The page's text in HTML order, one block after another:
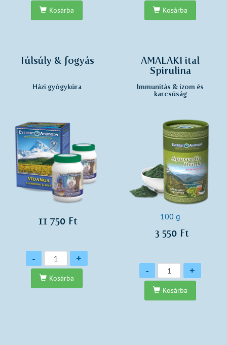
Kosárba Kosárba
Túlsúly & fogyás
Házi gyógykúra
11 750 Ft
Mennyiség
- +
Kosárba
AMALAKI ital
Spirulina
Immunitás & izom és
karcsúság
100 g
3 550 Ft
Mennyiség
- +
Kosárba